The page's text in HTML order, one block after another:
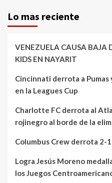
Lo mas reciente
VENEZUELA CAUSA BAJA
KIDS EN NAYARIT
Cincinnati derrota a
en la Leagues Cup
Charlotte FC derrota al
rojinegro al borde de la
Columbus Crew derrota 2-
Logra Jesús Moreno
los Juegos